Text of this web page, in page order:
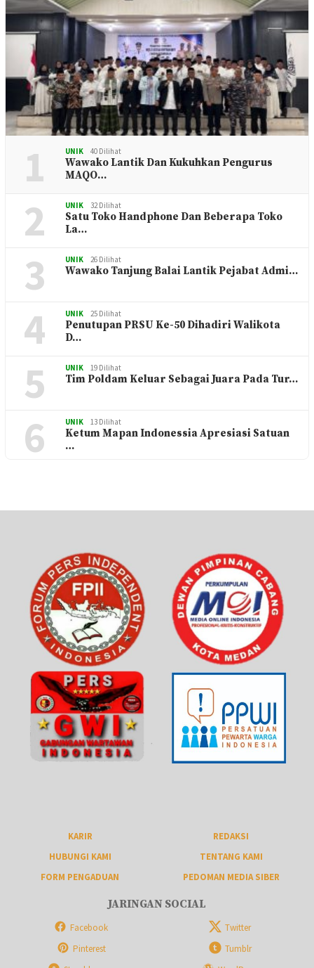
1 UNIK 40 Dilihat
Wawako Lantik Dan Kukuhkan Pengurus
MAQO…
2 UNIK 32 Dilihat
Satu Toko Handphone Dan Beberapa Toko
La…
3 UNIK 26 Dilihat
Wawako Tanjung Balai Lantik Pejabat Admi…
4 UNIK 25 Dilihat
Penutupan PRSU Ke-50 Dihadiri Walikota
D…
5 UNIK 19 Dilihat
Tim Poldam Keluar Sebagai Juara Pada Tur…
6 UNIK 13 Dilihat
Ketum Mapan Indonessia Apresiasi Satuan
…
KARIR
REDAKSI
HUBUNGI KAMI
TENTANG KAMI
FORM PENGADUAN
PEDOMAN MEDIA SIBER
JARINGAN SOCIAL
Facebook
Twitter
Pinterest
Tumblr